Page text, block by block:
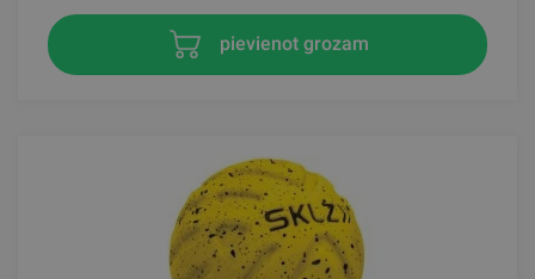
pievienot grozam